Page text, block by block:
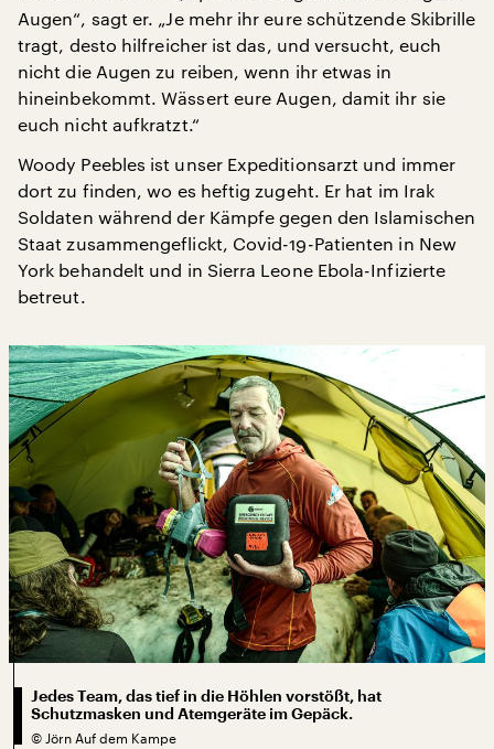
Augen“, sagt er. „Je mehr ihr eure schützende Skibrille
tragt, desto hilfreicher ist das, und versucht, euch
nicht die Augen zu reiben, wenn ihr etwas in
hineinbekommt. Wässert eure Augen, damit ihr sie
euch nicht aufkratzt.“
Woody Peebles ist unser Expeditionsarzt und immer
dort zu finden, wo es heftig zugeht. Er hat im Irak
Soldaten während der Kämpfe gegen den Islamischen
Staat zusammengeflickt, Covid-19-Patienten in New
York behandelt und in Sierra Leone Ebola-Infizierte
betreut.
Jedes Team, das tief in die Höhlen vorstößt, hat
Schutzmasken und Atemgeräte im Gepäck.
© Jörn Auf dem Kampe